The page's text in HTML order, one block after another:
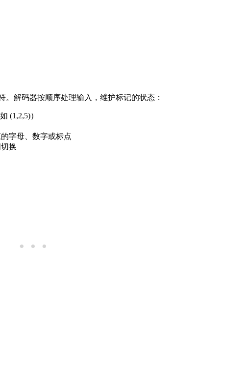
解码器按顺序处理输入，维护标记的状态：
(1,2,5)）
字母、数字或标点
换